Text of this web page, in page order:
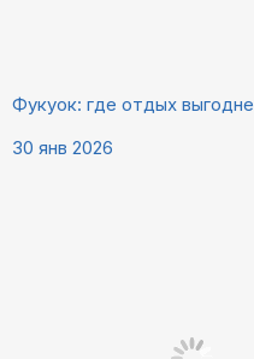
Фукуок: где отдых
30 янв 2026